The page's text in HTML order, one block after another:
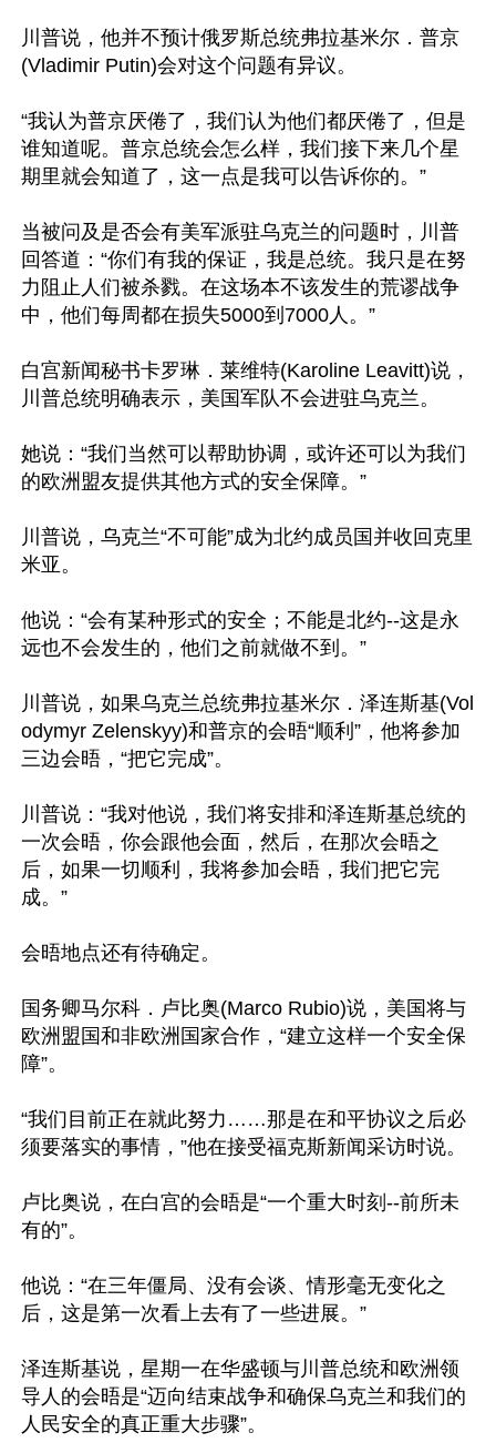
川普说，他并不预计俄罗斯总统弗拉基米尔．普京
(Vladimir Putin)会对这个问题有异议。
“我认为普京厌倦了，我们认为他们都厌倦了，但是
谁知道呢。普京总统会怎么样，我们接下来几个星
期里就会知道了，这一点是我可以告诉你的。”
当被问及是否会有美军派驻乌克兰的问题时，川普
回答道：“你们有我的保证，我是总统。我只是在努
力阻止人们被杀戮。在这场本不该发生的荒谬战争
中，他们每周都在损失5000到7000人。”
白宫新闻秘书卡罗琳．莱维特(Karoline Leavitt)说，
川普总统明确表示，美国军队不会进驻乌克兰。
她说：“我们当然可以帮助协调，或许还可以为我们
的欧洲盟友提供其他方式的安全保障。”
川普说，乌克兰“不可能”成为北约成员国并收回克里
米亚。
他说：“会有某种形式的安全；不能是北约--这是永
远也不会发生的，他们之前就做不到。”
川普说，如果乌克兰总统弗拉基米尔．泽连斯基(Vol
odymyr Zelenskyy)和普京的会晤“顺利”，他将参加
三边会晤，“把它完成”。
川普说：“我对他说，我们将安排和泽连斯基总统的
一次会晤，你会跟他会面，然后，在那次会晤之
后，如果一切顺利，我将参加会晤，我们把它完
成。”
会晤地点还有待确定。
国务卿马尔科．卢比奥(Marco Rubio)说，美国将与
欧洲盟国和非欧洲国家合作，“建立这样一个安全保
障”。
“我们目前正在就此努力……那是在和平协议之后必
须要落实的事情，”他在接受福克斯新闻采访时说。
卢比奥说，在白宫的会晤是“一个重大时刻--前所未
有的”。
他说：“在三年僵局、没有会谈、情形毫无变化之
后，这是第一次看上去有了一些进展。”
泽连斯基说，星期一在华盛顿与川普总统和欧洲领
导人的会晤是“迈向结束战争和确保乌克兰和我们的
人民安全的真正重大步骤”。